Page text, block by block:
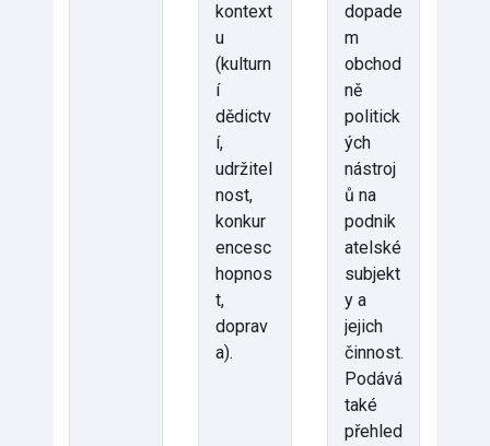
kontext
u
(kulturn
í
dědictv
í,
udržitel
nost,
konkur
encesc
hopnos
t,
doprav
a).
dopade
m
obchod
ně
politick
ých
nástroj
ů na
podnik
atelské
subjekt
y a
jejich
činnost.
Podává
také
přehled